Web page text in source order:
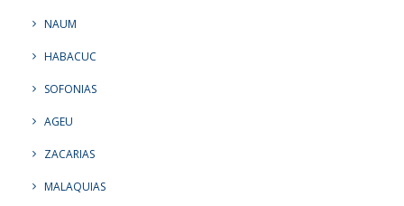
NAUM
HABACUC
SOFONIAS
AGEU
ZACARIAS
MALAQUIAS